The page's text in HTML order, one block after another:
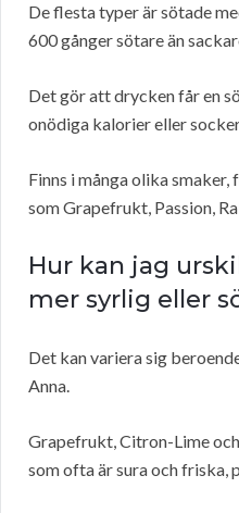
De flesta typer är sötade
600 gånger sötare än
Det gör att drycken får en
onödiga kalorier eller
Finns i många olika
som Grapefrukt, Passion,
Hur kan jag
mer syrlig eller
Det kan variera sig
Anna.
Grapefrukt, Citron-Lime
som ofta är sura och friska,